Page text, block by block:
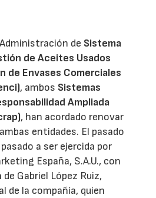
de Sistema
de Aceites Usados
de Envases Comerciales
, ambos Sistemas
Ampliada
, han acordado renovar
entidades. El pasado
a ser ejercida por
España, S.A.U., con
Gabriel López Ruiz,
de la compañía, quien